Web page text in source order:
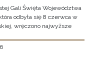
Gali Święta Województwa
odbyła się 8 czerwca w
wręczono najwyższe